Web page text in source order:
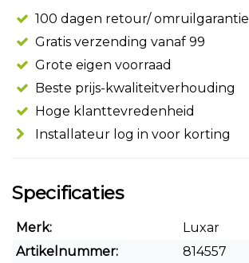
100 dagen retour/ omruilgarantie
Gratis verzending vanaf 99
Grote eigen voorraad
Beste prijs-kwaliteitverhouding
Hoge klanttevredenheid
Installateur log in voor korting
Specificaties
Merk:
Luxar
Artikelnummer:
814557